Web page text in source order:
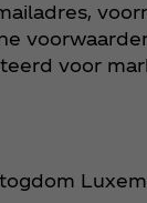
voor